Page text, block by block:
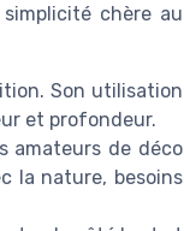
chère au
Son utilisation
et profondeur.
amateurs de déco
la nature, besoins